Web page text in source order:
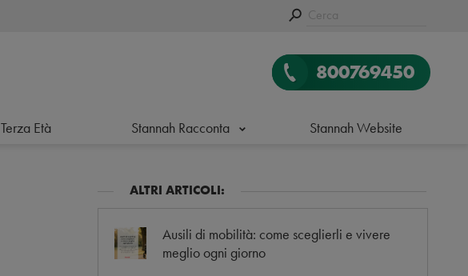
800769450
Terza Età Stannah Racconta Stannah Website
ALTRI ARTICOLI:
Ausili di mobilità: come sceglierli e vivere
meglio ogni giorno